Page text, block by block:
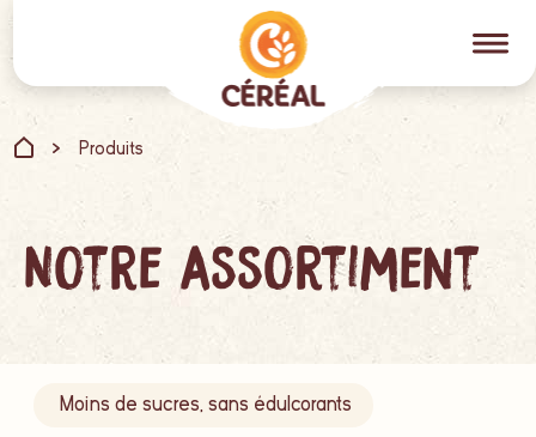
Produits
Notre assortiment
Moins de sucres, sans édulcorants